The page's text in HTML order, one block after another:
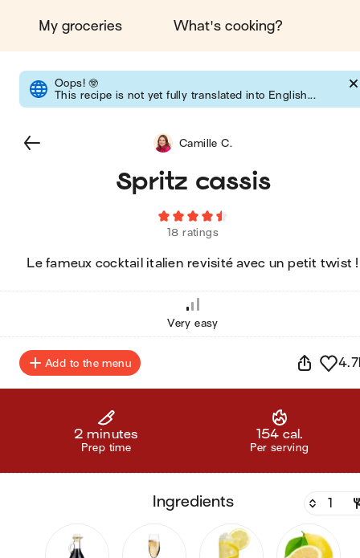
My groceries What's cooking?
Oops! 🤓
This recipe is not yet fully translated into English...
Spritz cassis
18 ratings
Le fameux cocktail italien revisité avec un petit twist !
Camille C.
Very easy
Add to the menu
2 minutes
Prep time
154 cal.
Per serving
ingredients